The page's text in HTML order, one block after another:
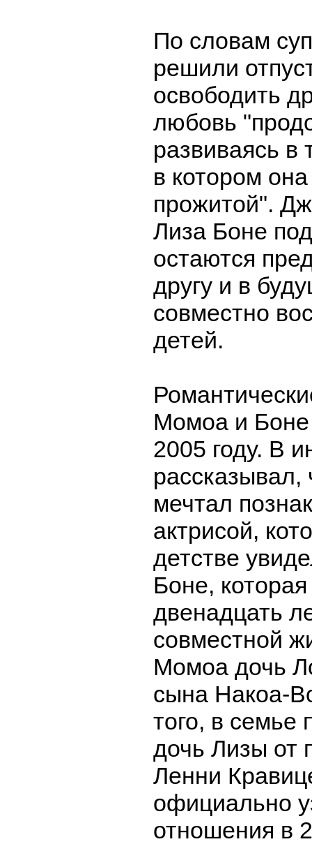
По словам
решили
освободить
любовь
развиваясь в
в котором
прожитой".
Лиза Боне
остаются
другу и в
совместно
детей.
Момоа и
2005 году. В
рассказывал,
мечтал
актрисой,
детстве
Боне,
двенадцать
совместной
Момоа дочь
сына Накоа-
того, в семье
дочь Лизы от
Ленни
официально
отношения в